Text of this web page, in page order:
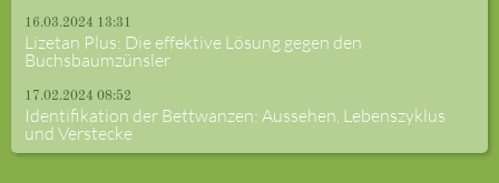
16.03.2024 13:31
Lizetan Plus: Die effektive Lösung gegen den
Buchsbaumzünsler
17.02.2024 08:52
Identifikation der Bettwanzen: Aussehen, Lebenszyklus
und Verstecke